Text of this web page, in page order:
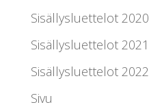
Sisällysluettelot 2020
Sisällysluettelot 2021
Sisällysluettelot 2022
Sivu